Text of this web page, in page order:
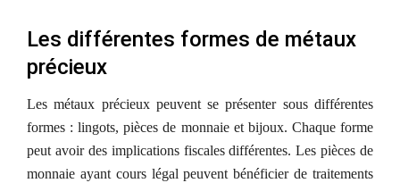
Les différentes formes de métaux
précieux
Les métaux précieux peuvent se présenter sous différentes
formes : lingots, pièces de monnaie et bijoux. Chaque forme
peut avoir des implications fiscales différentes. Les pièces de
monnaie ayant cours légal peuvent bénéficier de traitements